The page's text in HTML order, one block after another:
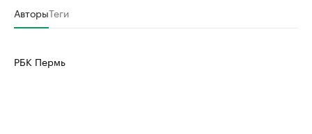
АвторыТеги
РБК Пермь